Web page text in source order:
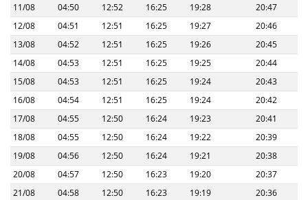
11/08
04:50 12:52 16:25 19:28
20:47
12/08
04:51 12:51 16:25 19:27
20:46
13/08
04:52 12:51 16:25 19:26
20:45
14/08
04:53 12:51 16:25 19:25
20:44
15/08
04:53 12:51 16:25 19:24
20:43
16/08
04:54 12:51 16:25 19:24
20:42
17/08
04:55 12:50 16:24 19:23
20:41
18/08
04:55 12:50 16:24 19:22
20:39
19/08
04:56 12:50 16:24 19:21
20:38
20/08
04:57 12:50 16:23 19:20
20:37
21/08
04:58 12:50 16:23 19:19
20:36